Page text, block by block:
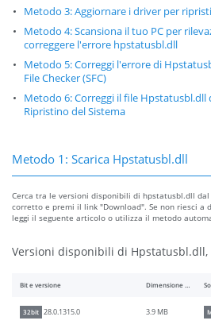
Metodo 3: Aggiornare i driver per
Metodo 4: Scansiona il tuo PC per
correggere l'errore hpstatusbl.dll
Metodo 5: Correggi l'errore di
File Checker (SFC)
Metodo 6: Correggi il file Hpstatusbl.dll
Ripristino del Sistema
Metodo 1: Scarica Hpstatusbl.dll
Cerca tra le versioni disponibili di hpstatusbl.dll
corretto e premi il link "Download". Se non riesci a
leggi il seguente articolo o utilizza il metodo
Versioni disponibili di Hpstatusbl.dll,
Bit e versione Dimensione del file
32bit 28.0.1315.0 3.9 MB